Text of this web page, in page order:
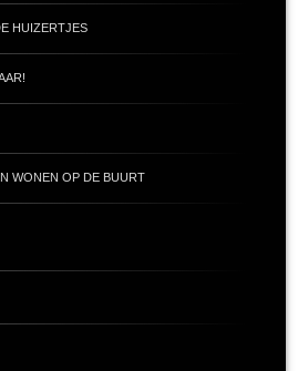
HUIZERTJES
WONEN OP DE BUURT